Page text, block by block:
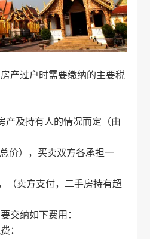
产过户时需要缴纳的主要税
产及持有人的情况而定（由
价），买卖双方各承担一
（卖方支付，二手房持有超
交纳如下费用：
：